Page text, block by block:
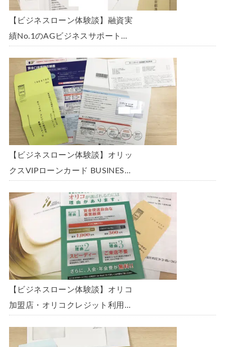
【ビジネスローン体験談】融資実
績No.1のAGビジネスサポート
300万円の枠で翌日に借りられま
した。全手順を丁寧に解説しま
す。
【ビジネスローン体験談】オリッ
クスVIPローンカード BUSINESS
の金利で借りられました。全手順
を丁寧に解説します。
【ビジネスローン体験談】オリコ
加盟店・オリコクレジット利用中
「オリコビジネスサポートプラ